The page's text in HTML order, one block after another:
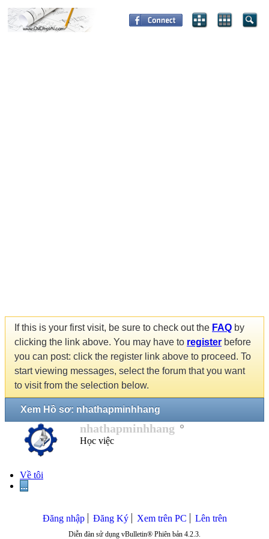
If this is your first visit, be sure to check out the FAQ by
clicking the link above. You may have to register before
you can post: click the register link above to proceed. To
start viewing messages, select the forum that you want
to visit from the selection below.
Xem Hồ sơ: nhathapminhhang
nhathapminhhang
Học việc
Về tôi
...
Đăng nhập Đăng Ký Xem trên PC Lên trên
Diễn đàn sử dụng vBulletin® Phiên bản 4.2.3.